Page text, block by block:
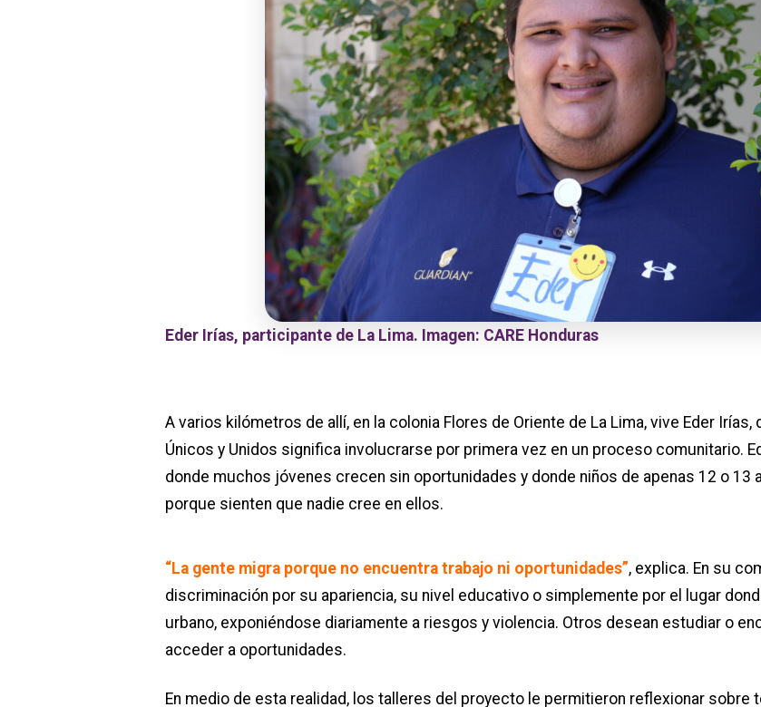
Eder Irías, participante de La Lima. Imagen: CARE Honduras
A varios kilómetros de allí, en la colonia Flores de Oriente de La Lima, vive Eder
Únicos y Unidos significa involucrarse por primera vez en un proceso comunitario.
donde muchos jóvenes crecen sin oportunidades y donde niños de apenas 12 o 13
porque sienten que nadie cree en ellos.
“La gente migra porque no encuentra trabajo ni oportunidades”, explica. En su
discriminación por su apariencia, su nivel educativo o simplemente por el lugar
urbano, exponiéndose diariamente a riesgos y violencia. Otros desean estudiar o
acceder a oportunidades.
En medio de esta realidad, los talleres del proyecto le permitieron reflexionar sobre